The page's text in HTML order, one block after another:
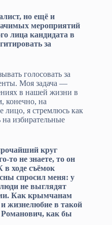
но ещё и
мероприятий
лица кандидата в
за
голосовать за
Моя задача —
в нашей жизни в
конечно, на
лицо, я стремлюсь как
избирательные
круг
не знаете, то он
в ходе съёмок
спросил меня: у
не выглядят
Как крымчанам
жизнелюбие в такой
как бы